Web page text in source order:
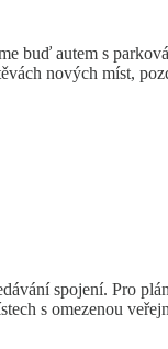
buď autem s
nových míst,
spojení. Pro
s omezenou